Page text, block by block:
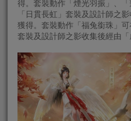
得。套裝動作「煙光羽振」、
「日貫長虹」套裝及設計師之
獲得。套裝動作「福兔銜珠」可
套裝及設計師之影收集後經由「